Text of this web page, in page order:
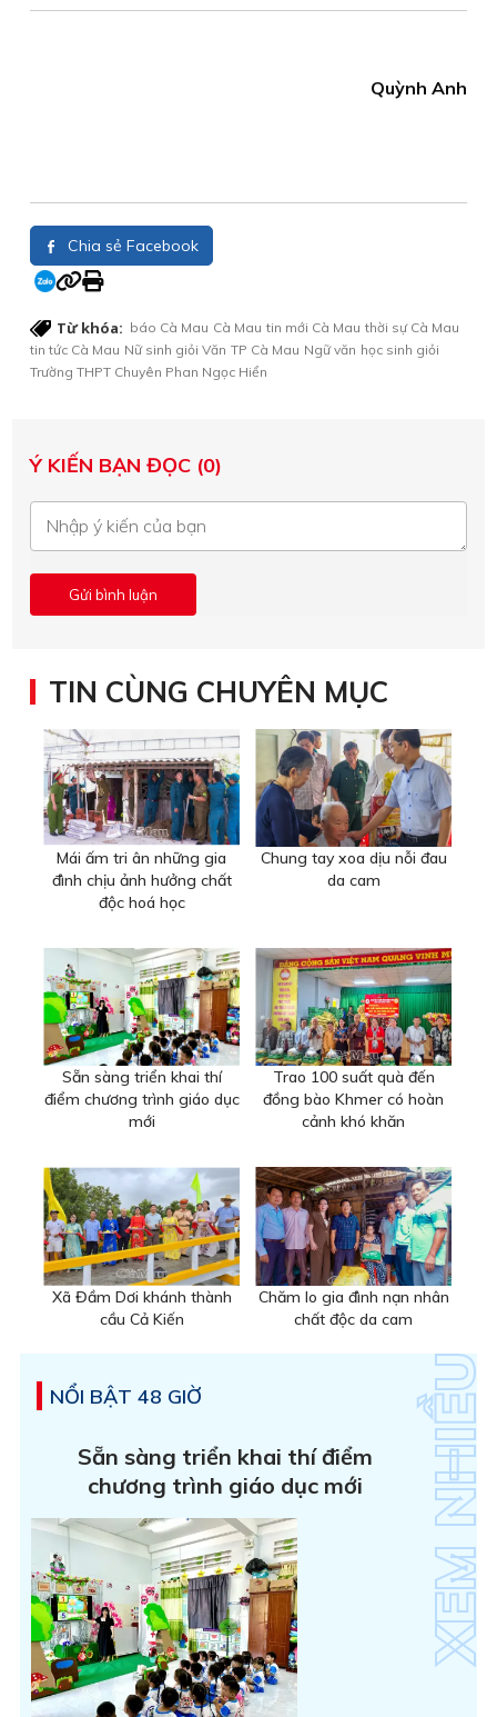
Quỳnh Anh
Chia sẻ Facebook
Từ khóa: báo Cà Mau Cà Mau tin mới Cà Mau thời sự Cà Mau
tin tức Cà Mau Nữ sinh giỏi Văn TP Cà Mau Ngữ văn học sinh giỏi
Trường THPT Chuyên Phan Ngọc Hiển
Ý KIẾN BẠN ĐỌC (0)
TIN CÙNG CHUYÊN MỤC
Mái ấm tri ân những gia
đình chịu ảnh hưởng chất
độc hoá học
Chung tay xoa dịu nỗi đau
da cam
Sẵn sàng triển khai thí
điểm chương trình giáo dục
mới
Trao 100 suất quà đến
đồng bào Khmer có hoàn
cảnh khó khăn
Xã Đầm Dơi khánh thành
cầu Cả Kiến
Chăm lo gia đình nạn nhân
chất độc da cam
NỔI BẬT 48 GIỜ
Sẵn sàng triển khai thí điểm
chương trình giáo dục mới